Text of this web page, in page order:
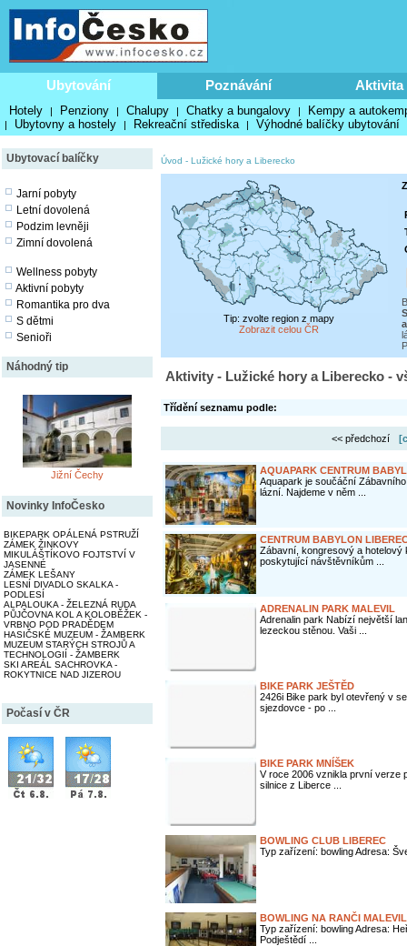
Ubytování Poznávání Aktivita
Hotely | Penziony | Chalupy | Chatky a bungalovy | Kempy a
| Ubytovny a hostely | Rekreační střediska | Výhodné balíčky ubytování
Ubytovací balíčky
Jarní pobyty
Letní dovolená
Podzim levněji
Zimní dovolená
Wellness pobyty
Aktivní pobyty
Romantika pro dva
S dětmi
Senioři
Náhodný tip
Jižní Čechy
Novinky InfoČesko
BIKEPARK OPÁLENÁ PSTRUŽÍ
ZÁMEK ŽINKOVY
MIKULÁŠTÍKOVO FOJTSTVÍ V
JASENNÉ
ZÁMEK LEŠANY
LESNÍ DIVADLO SKALKA -
PODLESÍ
ALPALOUKA - ŽELEZNÁ RUDA
PŮJČOVNA KOL A KOLOBĚŽEK -
VRBNO POD PRADĚDEM
HASIČSKÉ MUZEUM - ŽAMBERK
MUZEUM STARÝCH STROJŮ A
TECHNOLOGIÍ - ŽAMBERK
SKI AREÁL SACHROVKA -
ROKYTNICE NAD JIZEROU
Počasí v ČR
Úvod - Lužické hory a Liberecko
Tip: zvolte region z mapy
Zobrazit celou ČR
Aktivity - Lužické hory a Liberecko -
Třídění seznamu podle:
<< předchozí
AQUAPARK CENTRUM
Aquapark je součáční
lázní. Najdeme v něm ...
CENTRUM BABYLON
Zábavní, kongresový a hotelový
poskytující návštěvníkům ...
ADRENALIN PARK MALEVIL
Adrenalin park Nabízí největší
lezeckou stěnou. Vaši ...
BIKE PARK JEŠTĚD
2426i Bike park byl otevřený v
sjezdovce - po ...
BIKE PARK MNÍŠEK
V roce 2006 vznikla první verze
silnice z Liberce ...
BOWLING CLUB LIBEREC
Typ zařízení: bowling Adresa:
BOWLING NA RANČI
Typ zařízení: bowling Adresa:
Podještědí ...